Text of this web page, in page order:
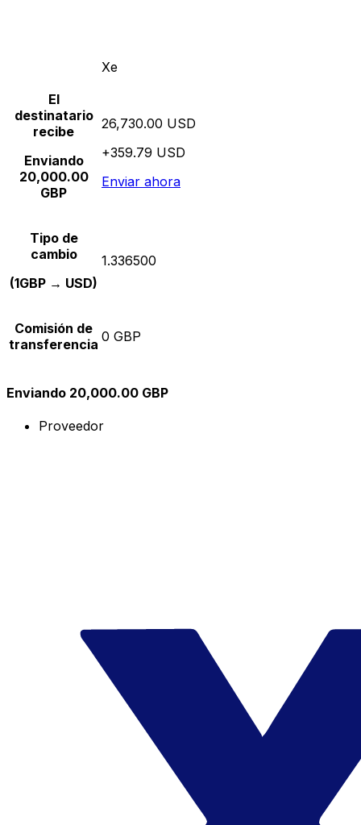
Xe
El
destinatario
recibe
Enviando
20,000.00
GBP
26,730.00 USD
+359.79 USD
Enviar ahora
Tipo de
cambio
(1GBP → USD)
1.336500
Comisión de
transferencia 0 GBP
Enviando 20,000.00 GBP
Proveedor